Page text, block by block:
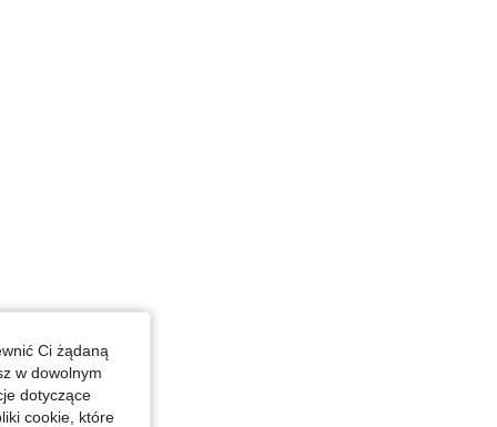
Kształt ciała: Jabłko, Kolor: Brązowy, Rozmiar: S
Ci żądaną
w dowolnym
dotyczące
cookie, które